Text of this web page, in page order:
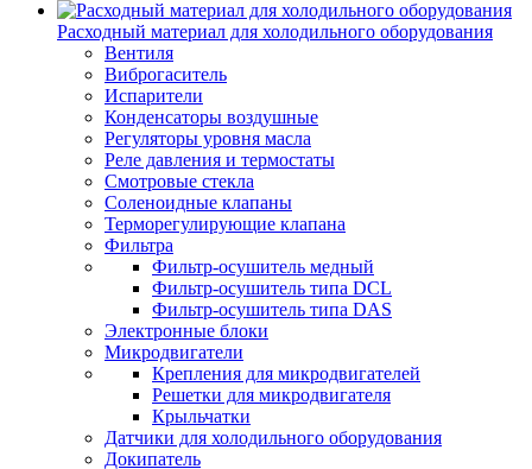
Расходный материал для холодильного оборудования
Вентиля
Виброгаситель
Испарители
Конденсаторы воздушные
Регуляторы уровня масла
Реле давления и термостаты
Смотровые стекла
Соленоидные клапаны
Терморегулирующие клапана
Фильтра
Фильтр-осушитель медный
Фильтр-осушитель типа DCL
Фильтр-осушитель типа DAS
Электронные блоки
Микродвигатели
Крепления для микродвигателей
Решетки для микродвигателя
Крыльчатки
Датчики для холодильного оборудования
Докипатель